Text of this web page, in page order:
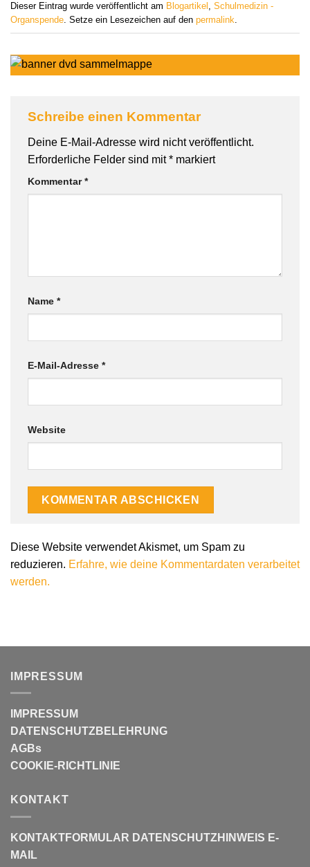
Dieser Eintrag wurde veröffentlicht am Blogartikel , Schulmedizin -
Organspende. Setze ein Lesezeichen auf den permalink.
Schreibe einen Kommentar
Deine E-Mail-Adresse wird nicht veröffentlicht.
Erforderliche Felder sind mit* markiert
Kommentar*
Name *
E-Mail-Adresse *
Website
Diese Website verwendet Akismet, um Spam zu
reduzieren. Erfahre, wie deine Kommentardaten verarbeitet
werden.
IMPRESSUM
IMPRESSUM
DATENSCHUTZBELEHRUNG
AGBs
COOKIE-RICHTLINIE
KONTAKT
KONTAKTFORMULAR DATENSCHUTZHINWEIS E-
MAIL